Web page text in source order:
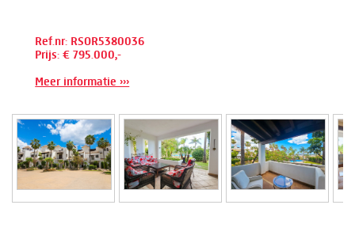
Ref.nr: RSOR5380036
Prijs: € 795.000,-
Meer informatie ›››